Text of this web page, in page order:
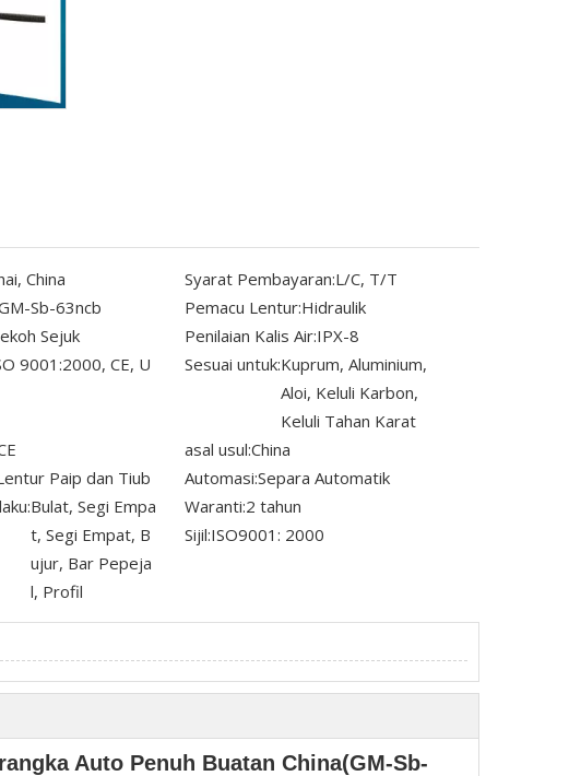
China Syarat Pembayaran:L/C, T/T
Sb-63ncb Pemacu Lentur:Hidraulik
Sejuk Penilaian Kalis Air:IPX-8
9001:2000, CE, U
Sesuai untuk:Kuprum, Aluminium,
Aloi, Keluli Karbon,
Keluli Tahan Karat
asal usul:China
Paip dan Tiub Automasi:Separa Automatik
Bulat, Segi Empa
t, Segi Empat, B
ujur, Bar Pepeja
l, Profil
Waranti:2 tahun
Sijil:ISO9001: 2000
Auto Penuh Buatan China(GM-Sb-